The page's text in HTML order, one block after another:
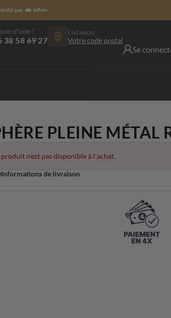
d'aide ?
38 58 69 27
Livraison
Votre code postal
Se
PLEINE MÉTAL
produit n'est pas disponible à l'achat.
Informations de livraison